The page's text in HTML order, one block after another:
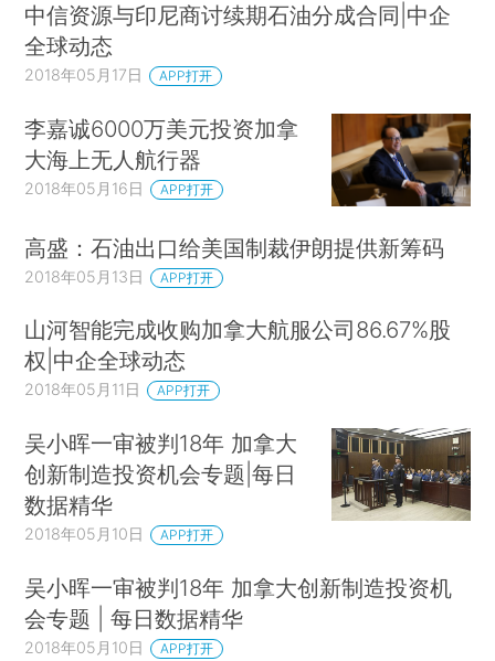
中信资源与印尼商讨续期石油分成合同|中企
全球动态
2018年05月17日 APP打开
李嘉诚6000万美元投资加拿
大海上无人航行器
2018年05月16日 APP打开
高盛：石油出口给美国制裁伊朗提供新筹码
2018年05月13日 APP打开
山河智能完成收购加拿大航服公司86.67%股
权|中企全球动态
2018年05月11日 APP打开
吴小晖一审被判18年 加拿大
创新制造投资机会专题|每日
数据精华
2018年05月10日 APP打开
吴小晖一审被判18年 加拿大创新制造投资机
会专题 | 每日数据精华
2018年05月10日 APP打开